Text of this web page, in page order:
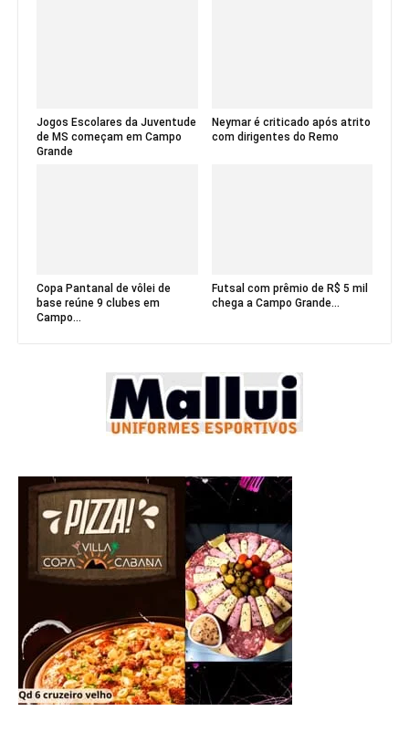
Jogos Escolares da Juventude
de MS começam em Campo
Grande
Neymar é criticado após atrito
com dirigentes do Remo
Copa Pantanal de vôlei de
base reúne 9 clubes em
Campo...
Futsal com prêmio de R$ 5 mil
chega a Campo Grande...